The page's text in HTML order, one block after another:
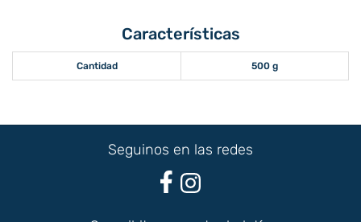
Características
Cantidad 500 g
Seguinos en las redes